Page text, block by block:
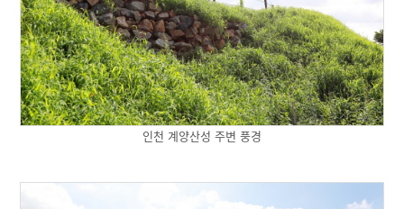
인천 계양산성 주변 풍경